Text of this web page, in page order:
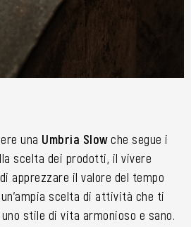
una Umbria Slowche segue i
scelta dei prodotti, il vivere
apprezzare il valore del tempo
scelta di attività che ti
stile di vita armonioso e sano.